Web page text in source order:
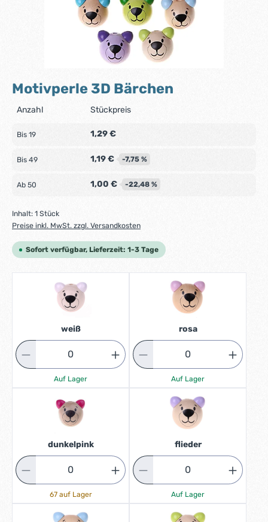
Motivperle 3D Bärchen
Anzahl Stückpreis
Bis 19 1,29 €
Bis 49 1,19 € -7,75 %
Ab 50 1,00 € -22,48 %
Inhalt: 1 Stück
Preise inkl. MwSt. zzgl. Versandkosten
Sofort verfügbar, Lieferzeit: 1-3 Tage
weiß
Auf Lager
rosa
Auf Lager
dunkelpink
67 auf Lager
flieder
Auf Lager